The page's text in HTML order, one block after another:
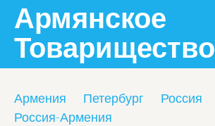
content
Армянское
Товарищество
Армения Петербург
Россия
Россия-Армения